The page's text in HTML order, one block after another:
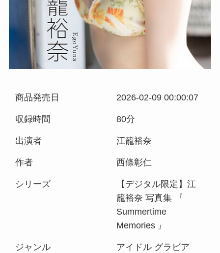
商品発売日 2026-02-09 00:00:07
収録時間 80分
出演者 江籠裕奈
作者 西條彰仁
シリーズ
【デジタル限定】江
籠裕奈 写真集 『
Summertime
Memories 』
ジャンル アイドル グラビア